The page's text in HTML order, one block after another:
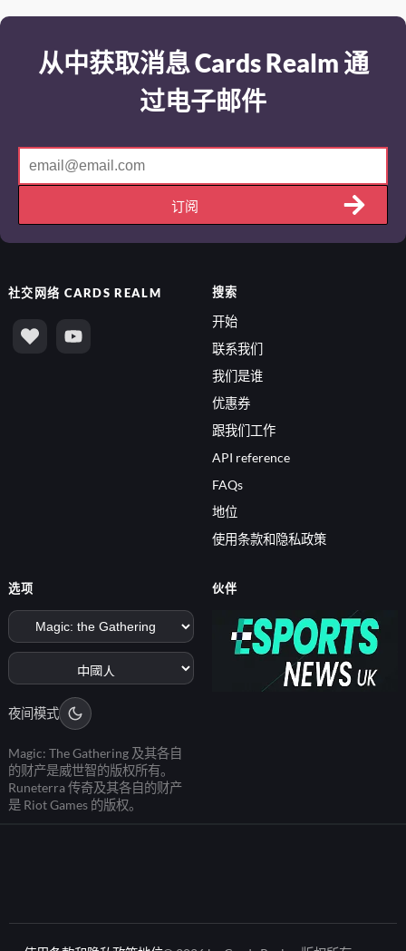
从中获取消息 Cards Realm 通
过电子邮件
订阅
社交网络 CARDS REALM 搜索
开始
联系我们
我们是谁
优惠券
跟我们工作
API reference
FAQs
地位
使用条款和隐私政策
选项
夜间模式
Magic: The Gathering 及其各自
的财产是威世智的版权所有。
Runeterra 传奇及其各自的财产
是 Riot Games 的版权。
伙伴